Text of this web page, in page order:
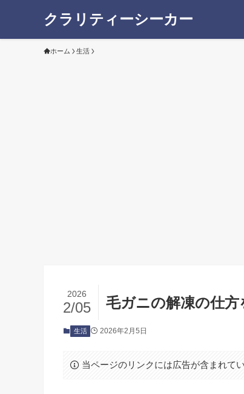
クラリティーシーカー
ホーム 生活
毛ガニの解凍の仕
2026
2/05
生活 2026年2月5日
当ページのリンクには広告が含まれてい